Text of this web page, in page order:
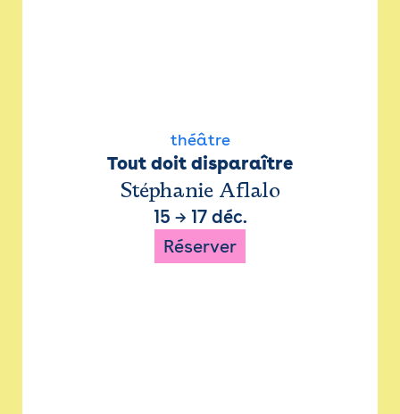
théâtre
Tout doit disparaître
Stéphanie Aflalo
15 → 17 déc.
Réserver